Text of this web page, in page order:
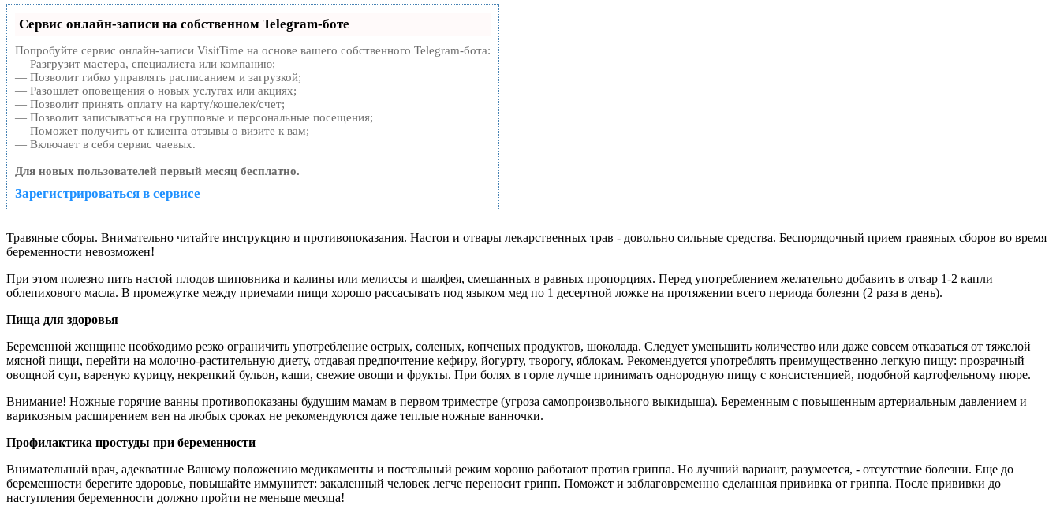
Сервис онлайн-записи на собственном Telegram-боте
Попробуйте сервис онлайн-записи VisitTime на основе вашего собственного Telegram-бота:
— Разгрузит мастера, специалиста или компанию;
— Позволит гибко управлять расписанием и загрузкой;
— Разошлет оповещения о новых услугах или акциях;
— Позволит принять оплату на карту/кошелек/счет;
— Позволит записываться на групповые и персональные посещения;
— Поможет получить от клиента отзывы о визите к вам;
— Включает в себя сервис чаевых.
Для новых пользователей первый месяц бесплатно.
Зарегистрироваться в сервисе
Травяные сборы. Внимательно читайте инструкцию и противопоказания. Настои и отвары лекарственных трав - довольно сильные средства. Беспорядочный прием травяных сборов во время
беременности невозможен!
При этом полезно пить настой плодов шиповника и калины или мелиссы и шалфея, смешанных в равных пропорциях. Перед употреблением желательно добавить в отвар 1-2 капли
облепихового масла. В промежутке между приемами пищи хорошо рассасывать под языком мед по 1 десертной ложке на протяжении всего периода болезни (2 раза в день).
Пища для здоровья
Беременной женщине необходимо резко ограничить употребление острых, соленых, копченых продуктов, шоколада. Следует уменьшить количество или даже совсем отказаться от тяжелой
мясной пищи, перейти на молочно-растительную диету, отдавая предпочтение кефиру, йогурту, творогу, яблокам. Рекомендуется употреблять преимущественно легкую пищу: прозрачный
овощной суп, вареную курицу, некрепкий бульон, каши, свежие овощи и фрукты. При болях в горле лучше принимать однородную пищу с консистенцией, подобной картофельному пюре.
Внимание! Ножные горячие ванны противопоказаны будущим мамам в первом триместре (угроза самопроизвольного выкидыша). Беременным с повышенным артериальным давлением и
варикозным расширением вен на любых сроках не рекомендуются даже теплые ножные ванночки.
Профилактика простуды при беременности
Внимательный врач, адекватные Вашему положению медикаменты и постельный режим хорошо работают против гриппа. Но лучший вариант, разумеется, - отсутствие болезни. Еще до
беременности берегите здоровье, повышайте иммунитет: закаленный человек легче переносит грипп. Поможет и заблаговременно сделанная прививка от гриппа. После прививки до
наступления беременности должно пройти не меньше месяца!